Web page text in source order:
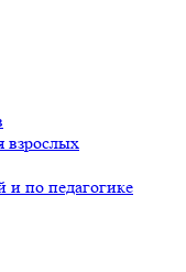
взрослых
и по педагогике